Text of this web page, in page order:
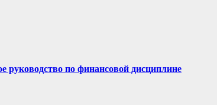
руководство по финансовой дисциплине